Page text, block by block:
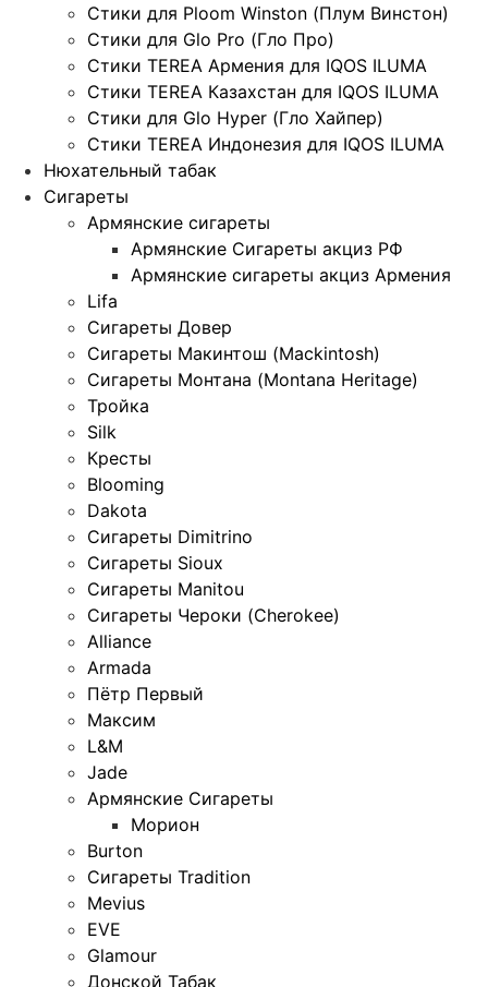
Стики для Ploom Winston (Плум Винстон)
Стики для Glo Pro (Гло Про)
Стики TEREA Армения для IQOS ILUMA
Стики TEREA Казахстан для IQOS ILUMA
Стики для Glo Hyper (Гло Хайпер)
Стики TEREA Индонезия для IQOS ILUMA
Нюхательный табак
Сигареты
Армянские сигареты
Армянские Сигареты акциз РФ
Армянские сигареты акциз Армения
Lifa
Сигареты Довер
Сигареты Макинтош (Mackintosh)
Сигареты Монтана (Montana Heritage)
Тройка
Silk
Кресты
Blooming
Dakota
Сигареты Dimitrino
Сигареты Sioux
Сигареты Manitou
Сигареты Чероки (Cherokee)
Alliance
Armada
Пётр Первый
Максим
L&M
Jade
Армянские Сигареты
Морион
Burton
Сигареты Tradition
Mevius
EVE
Glamour
Донской Табак